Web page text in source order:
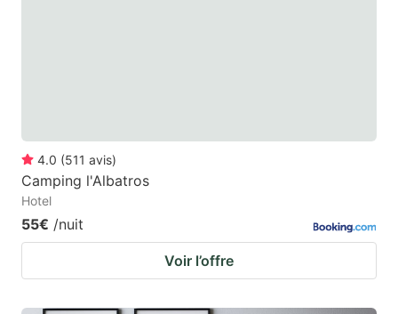
4.0 (511 avis)
Camping l'Albatros
Hotel
55€ /nuit
Voir l’offre